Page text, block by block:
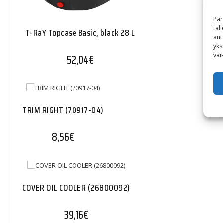
T-RaY Topcase Basic, black 28 L
52,04€
TRIM RIGHT (70917-04)
8,56€
COVER OIL COOLER (26800092)
39,16€